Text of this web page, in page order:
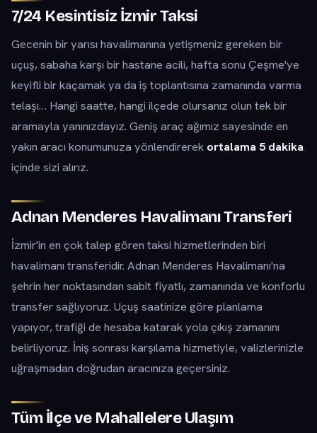
7/24 Kesintisiz İzmir Taksi
Gecenin bir yarısı havalimanına yetişmeniz gereken bir
uçuş, sabaha karşı bir hastane acili, hafta sonu Çeşme'ye
keyifli bir kaçamak ya da iş toplantısına zamanında varma
telaşı… Hangi saatte, hangi ilçede olursanız olun tek bir
aramayla yanınızdayız. Geniş araç ağımız sayesinde en
yakın aracı konumunuza yönlendirerek ortalama 5 dakika
içinde sizi alırız.
Adnan Menderes Havalimanı Transferi
İzmir'in en çok talep gören taksi hizmetlerinden biri
havalimanı transferidir. Adnan Menderes Havalimanı'na
şehrin her noktasından sabit fiyatlı, zamanında ve konforlu
transfer sağlıyoruz. Uçuş saatinize göre planlama
yapıyor, trafiği de hesaba katarak yola çıkış zamanını
belirliyoruz. İniş sonrası karşılama hizmetiyle, valizlerinizle
uğraşmadan doğrudan aracınıza geçersiniz.
Tüm İlçe ve Mahallelere Ulaşım